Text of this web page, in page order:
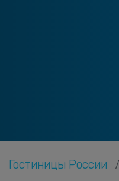
Гостиницы России